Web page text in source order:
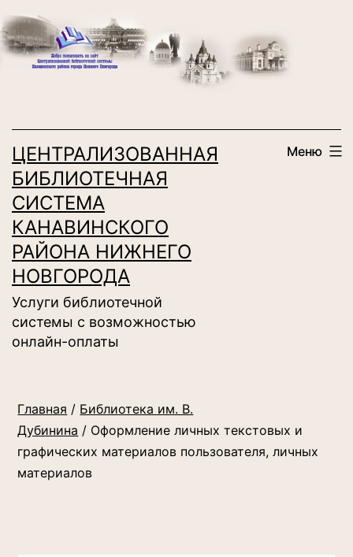
Перейти
к
содержимому
ЦЕНТРАЛИЗОВАННАЯ
БИБЛИОТЕЧНАЯ
СИСТЕМА
КАНАВИНСКОГО
РАЙОНА НИЖНЕГО
НОВГОРОДА
Услуги библиотечной
системы с возможностью
онлайн-оплаты
Меню
Главная / Библиотека им. В.
Дубинина / Оформление личных текстовых и
графических материалов пользователя, личных
материалов